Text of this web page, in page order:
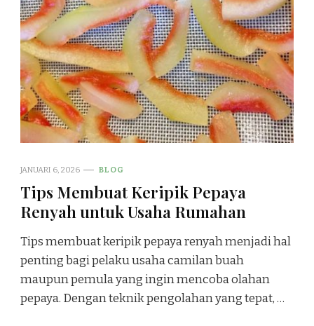
JANUARI 6, 2026 BLOG
Tips Membuat Keripik Pepaya
Renyah untuk Usaha Rumahan
Tips membuat keripik pepaya renyah menjadi hal
penting bagi pelaku usaha camilan buah
maupun pemula yang ingin mencoba olahan
pepaya. Dengan teknik pengolahan yang tepat, …